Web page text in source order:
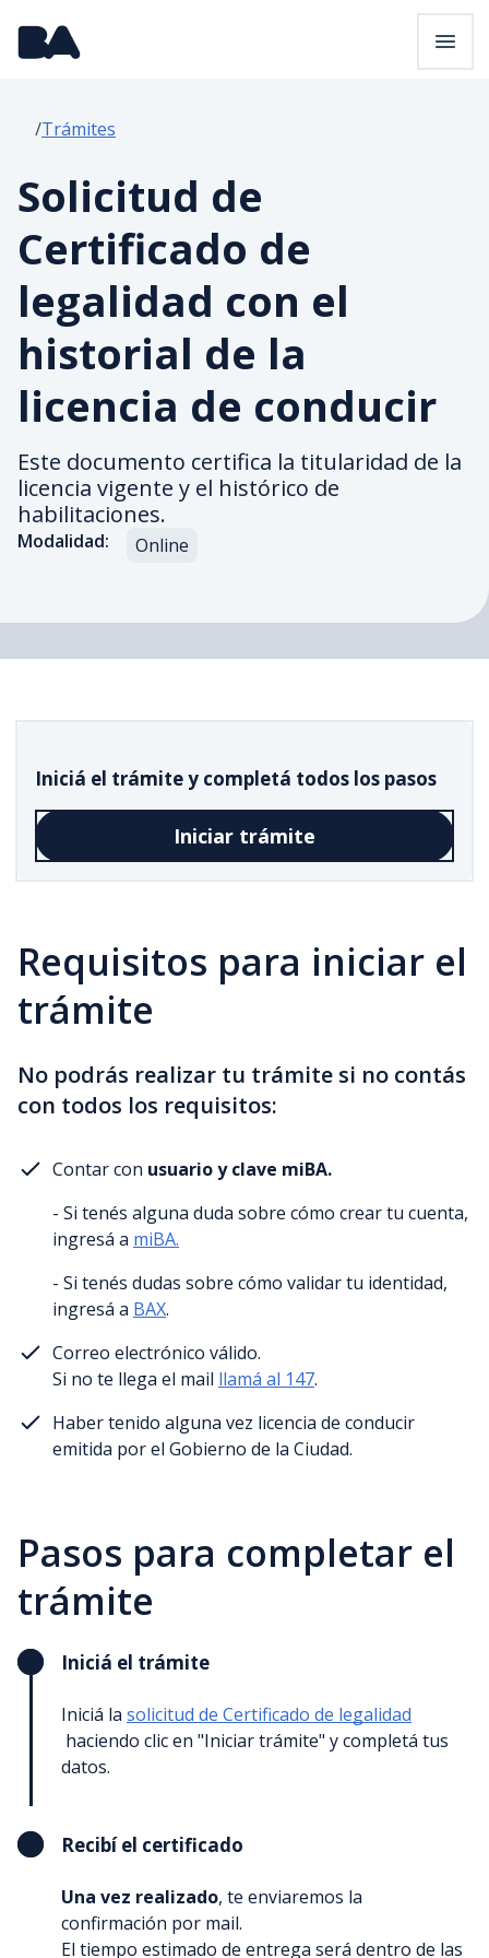
Trámites
Solicitud de
Certificado de
legalidad con el
historial de la
licencia de conducir
Este documento certifica la titularidad de la
licencia vigente y el histórico de
habilitaciones.
Modalidad: Online
Requisitos para iniciar el
trámite
No podrás realizar tu trámite si no contás
con todos los requisitos:
Contar con usuario y clave miBA.
- Si tenés alguna duda sobre cómo crear tu cuenta,
ingresá a miBA.
- Si tenés dudas sobre cómo validar tu identidad,
ingresá a BAX.
Correo electrónico válido.
Si no te llega el mail llamá al 147.
Haber tenido alguna vez licencia de conducir
emitida por el Gobierno de la Ciudad.
Pasos para completar el
trámite
Iniciá el trámite
Iniciá la solicitud de Certificado de legalidad
haciendo clic en "Iniciar trámite" y completá tus
datos.
Recibí el certificado
Una vez realizado, te enviaremos la
confirmación por mail.
El tiempo estimado de entrega será dentro de las
Iniciá el trámite y completá todos los pasos
Iniciar trámite